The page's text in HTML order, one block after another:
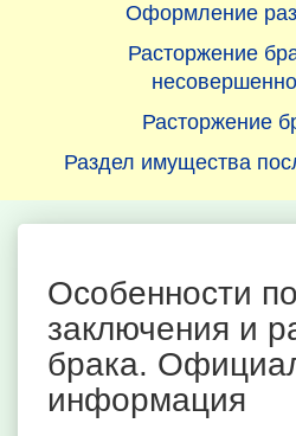
Оформление
Расторжение
Расторжение
Раздел имущества
Особенности
заключения и
брака.
информация